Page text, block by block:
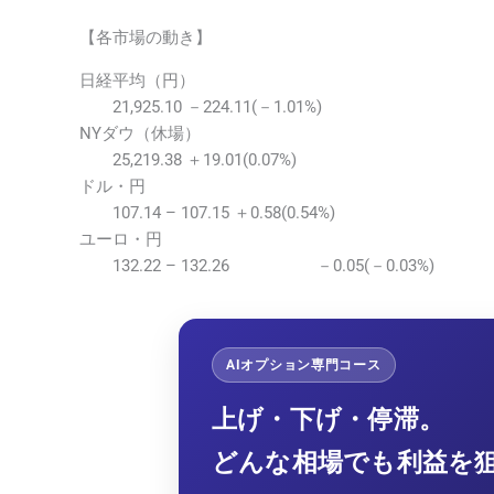
【各市場の動き】
日経平均（円）
21,925.10 －224.11(－1.01%)
NYダウ（休場）
25,219.38 ＋19.01(0.07%)
ドル・円
107.14 – 107.15 ＋0.58(0.54%)
ユーロ・円
132.22 – 132.26 －0.05(－0.03%)
AIオプション専門コース
上げ・下げ・停滞。
どんな相場でも利益を